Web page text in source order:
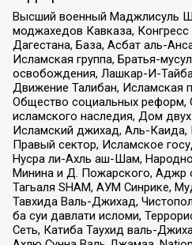
Высший военный Маджлисуль
моджахедов Кавказа,
Дагестана, База, Асбат аль-
Исламская группа, Братья-
освобождения, Лашкар-И-
Движение Талибан, Исламская
Общество социальных
исламского наследия, Дом
Исламский джихад, Аль-Каида,
Правый сектор, Исламское
Нусра ли-Ахль аш-Шам,
Минина и Д. Пожарского, Аджр
Тагьаля SHAM, АУМ Синрике,
Тавхида Валь-Джихад,
ба суи давлати исломи,
Сеть, Катиба Таухид валь-